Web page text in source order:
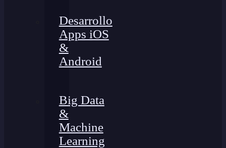
Desarrollo
Apps iOS
&
Android
Big Data
&
Machine
Learning